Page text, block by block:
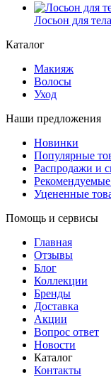
Лосьон для
Каталог
Макияж
Волосы
Уход
Наши предложения
Новинки
Популярные
Распродажи и
Уцененные
Помощь и сервисы
Главная
Отзывы
Блог
Коллекции
Бренды
Доставка
Акции
Вопрос ответ
Новости
Каталог
Контакты